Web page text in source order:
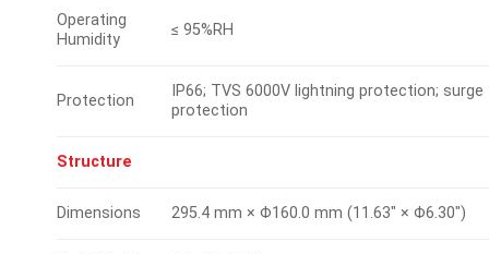
Operating
Humidity
≤ 95%RH
Protection
IP66; TVS 6000V lightning protection; surge
protection
Structure
Dimensions 295.4 mm × Φ160.0 mm (11.63″ × Φ6.30″)